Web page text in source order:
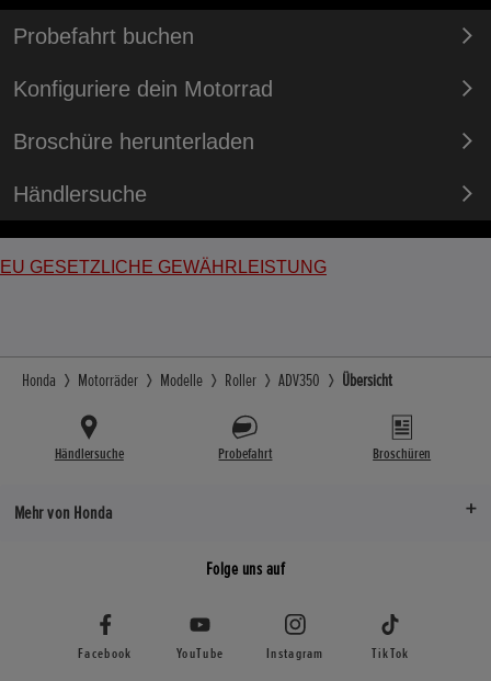
Probefahrt buchen
Konfiguriere dein Motorrad
Broschüre herunterladen
Händlersuche
EU GESETZLICHE GEWÄHRLEISTUNG
Honda Motorräder Modelle Roller ADV350 Übersicht
Händlersuche Probefahrt Broschüren
Mehr von Honda
Folge uns auf
Facebook YouTube Instagram TikTok